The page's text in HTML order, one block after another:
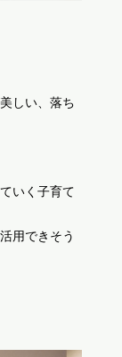
しい、落ち
いく子育て
用できそう